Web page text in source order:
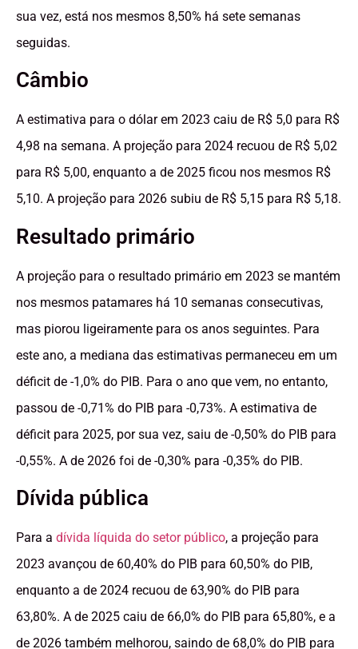
sua vez, está nos mesmos 8,50% há sete semanas
seguidas.
Câmbio
A estimativa para o dólar em 2023 caiu de R$ 5,0 para R$
4,98 na semana. A projeção para 2024 recuou de R$ 5,02
para R$ 5,00, enquanto a de 2025 ficou nos mesmos R$
5,10. A projeção para 2026 subiu de R$ 5,15 para R$ 5,18.
Resultado primário
A projeção para o resultado primário em 2023 se mantém
nos mesmos patamares há 10 semanas consecutivas,
mas piorou ligeiramente para os anos seguintes. Para
este ano, a mediana das estimativas permaneceu em um
déficit de -1,0% do PIB. Para o ano que vem, no entanto,
passou de -0,71% do PIB para -0,73%. A estimativa de
déficit para 2025, por sua vez, saiu de -0,50% do PIB para
-0,55%. A de 2026 foi de -0,30% para -0,35% do PIB.
Dívida pública
Para a dívida líquida do setor público, a projeção para
2023 avançou de 60,40% do PIB para 60,50% do PIB,
enquanto a de 2024 recuou de 63,90% do PIB para
63,80%. A de 2025 caiu de 66,0% do PIB para 65,80%, e a
de 2026 também melhorou, saindo de 68,0% do PIB para